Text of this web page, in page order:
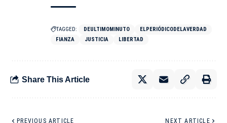
TAGGED: DEULTIMOMINUTO
ELPERIÓDICODELAVERDAD
FIANZA
JUSTICIA LIBERTAD
Share This Article
PREVIOUS ARTICLE NEXT ARTICLE